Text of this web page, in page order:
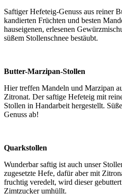
Saftiger Hefeteig-Genuss aus reiner
kandierten Früchten und besten
hauseigenen, erlesenen
süßem Stollenschnee bestäubt.
Butter-Marzipan-Stollen
Hier treffen Mandeln und Marzipan
Zitronat. Der saftige Hefeteig mit
Stollen in Handarbeit hergestellt.
Genuss ab!
Quarkstollen
Wunderbar saftig ist auch unser
zugesetzte Hefe, dafür aber mit
fruchtig veredelt, wird dieser
Zimtzucker umhüllt.